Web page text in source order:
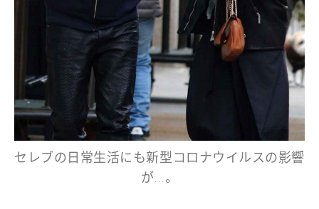
セレブの日常生活にも新型コロナウイルスの影響
が…。